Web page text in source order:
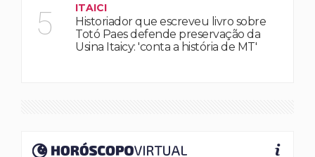
5 ITAICI
Historiador que escreveu livro sobre
Totó Paes defende preservação da
Usina Itaicy: 'conta a história de MT'